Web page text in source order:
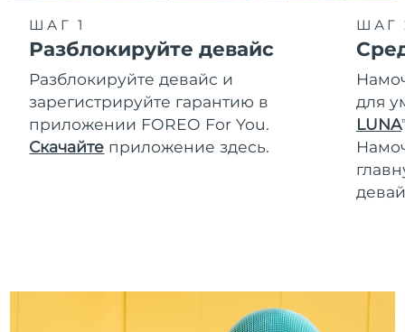
ШАГ 1
Разблокируйте девайс
Разблокируйте девайс и
зарегистрируйте гарантию в
приложении FOREO For You.
Скачайте приложение здесь.
ШАГ
для
LUNA